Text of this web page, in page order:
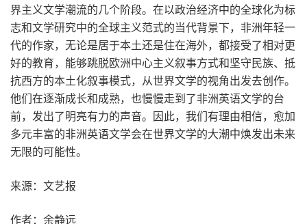
界主义文学潮流的几个阶段。在以政治经济中的全球化为标
志和文学研究中的全球主义范式的当代背景下，非洲年轻一
代的作家，无论是居于本土还是住在海外，都接受了相对更
好的教育，能够跳脱欧洲中心主义叙事方式和坚守民族、抵
抗西方的本土化叙事模式，从世界文学的视角出发去创作。
他们在逐渐成长和成熟，也慢慢走到了非洲英语文学的台
前，发出了明亮有力的声音。因此，我们有理由相信，愈加
多元丰富的非洲英语文学会在世界文学的大潮中焕发出未来
无限的可能性。
来源：文艺报
作者：余静远